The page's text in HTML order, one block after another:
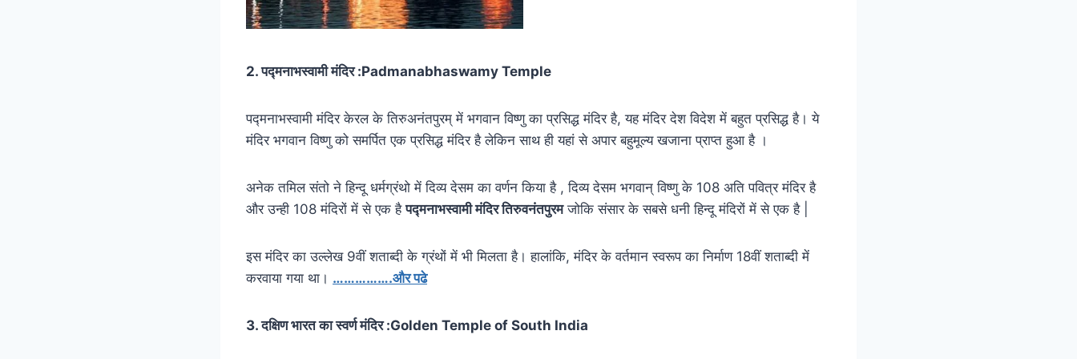
2. पद्मनाभस्वामी मंदिर :Padmanabhaswamy Temple
पद्मनाभस्वामी मंदिर केरल के तिरुअनंतपुरम् में भगवान विष्णु का प्रसिद्ध मंदिर है, यह मंदिर देश विदेश में बहुत प्रसिद्ध है। ये
मंदिर भगवान विष्णु को समर्पित एक प्रसिद्ध मंदिर है लेकिन साथ ही यहां से अपार बहुमूल्य खजाना प्राप्त हुआ है ।
अनेक तमिल संतो ने हिन्दू धर्मग्रंथो में दिव्य देसम का वर्णन किया है , दिव्य देसम भगवान् विष्णु के 108 अति पवित्र मंदिर है
और उन्ही 108 मंदिरों में से एक हैपद्मनाभस्वामी मंदिर तिरुवनंतपुरमजोकि संसार के सबसे धनी हिन्दू मंदिरों में से एक है |
इस मंदिर का उल्लेख 9वीं शताब्दी के ग्रंथों में भी मिलता है। हालांकि, मंदिर के वर्तमान स्वरूप का निर्माण 18वीं शताब्दी में
करवाया गया था। …………….और पढे
3. दक्षिण भारत का स्वर्ण मंदिर :Golden Temple of South India